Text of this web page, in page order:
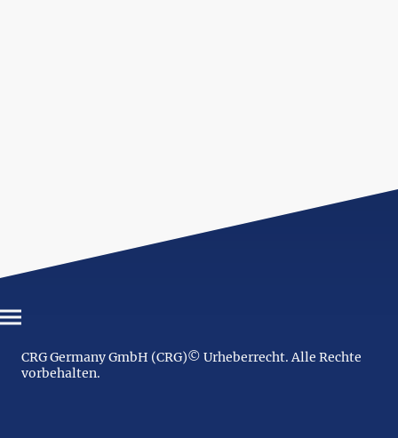
CRG Germany GmbH (CRG)© Urheberrecht. Alle Rechte
vorbehalten.